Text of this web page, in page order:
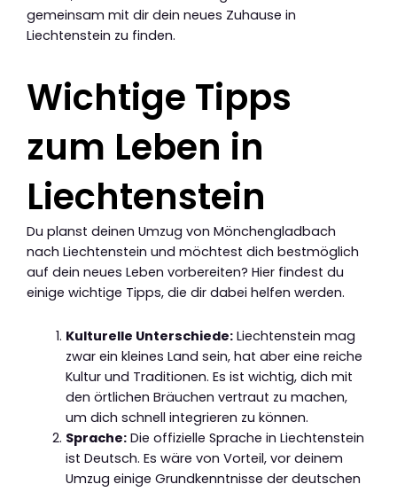
gemeinsam mit dir dein neues Zuhause in
Liechtenstein zu finden.
Wichtige Tipps
zum Leben in
Liechtenstein
Du planst deinen Umzug von Mönchengladbach
nach Liechtenstein und möchtest dich bestmöglich
auf dein neues Leben vorbereiten? Hier findest du
einige wichtige Tipps, die dir dabei helfen werden.
Kulturelle Unterschiede:Liechtenstein mag
zwar ein kleines Land sein, hat aber eine reiche
Kultur und Traditionen. Es ist wichtig, dich mit
den örtlichen Bräuchen vertraut zu machen,
um dich schnell integrieren zu können.
Sprache:Die offizielle Sprache in Liechtenstein
ist Deutsch. Es wäre von Vorteil, vor deinem
Umzug einige Grundkenntnisse der deutschen